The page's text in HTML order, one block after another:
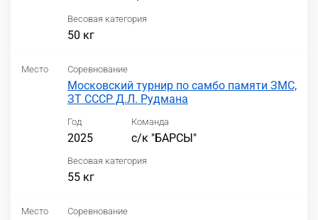
Весовая категория
50 кг
Место Соревнование
Московский турнир по самбо памяти ЗМС,
ЗТ СССР Д.Л. Рудмана
Год
2025
Команда
с/к "БАРСЫ"
Весовая категория
55 кг
Место Соревнование